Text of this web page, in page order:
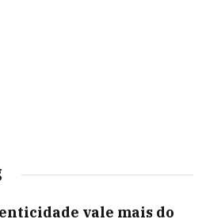
vale mais do